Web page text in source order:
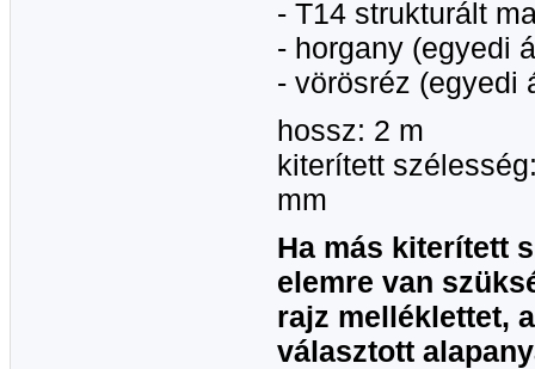
- T14 strukturált
- horgany (egyedi
- vörösréz (egyedi
hossz: 2 m
kiterített
mm
Ha más kiterített
elemre van
rajz melléklettet,
választott